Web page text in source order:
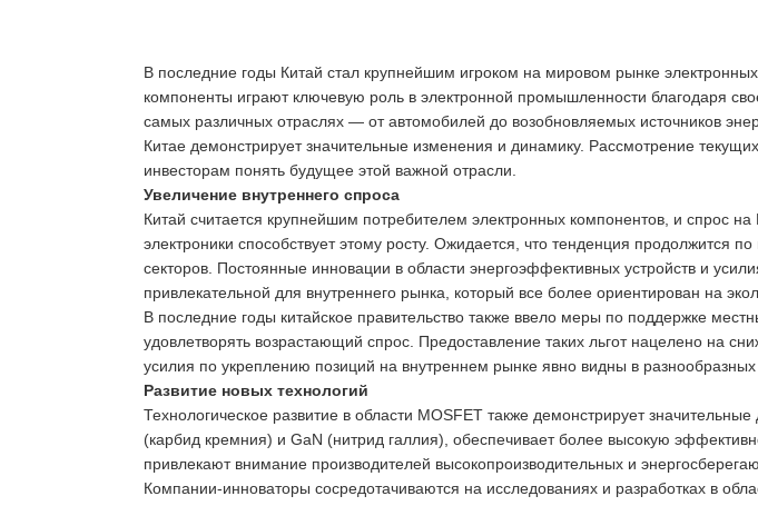
В последние годы Китай стал крупнейшим игроком на мировом рынке
компоненты играют ключевую роль в электронной промышленности благодаря
самых различных отраслях — от автомобилей до возобновляемых источников
Китае демонстрирует значительные изменения и динамику. Рассмотрение
инвесторам понять будущее этой важной отрасли.
Увеличение внутреннего спроса
Китай считается крупнейшим потребителем электронных компонентов, и спрос
электроники способствует этому росту. Ожидается, что тенденция продолжится
секторов. Постоянные инновации в области энергоэффективных устройств и
привлекательной для внутреннего рынка, который все более ориентирован на
В последние годы китайское правительство также ввело меры по поддержке
удовлетворять возрастающий спрос. Предоставление таких льгот нацелено на
усилия по укреплению позиций на внутреннем рынке явно видны в разнообразных
Развитие новых технологий
Технологическое развитие в области MOSFET также демонстрирует
(карбид кремния) и GaN (нитрид галлия), обеспечивает более высокую
привлекают внимание производителей высокопроизводительных и
Компании-инноваторы сосредотачиваются на исследованиях и разработках в